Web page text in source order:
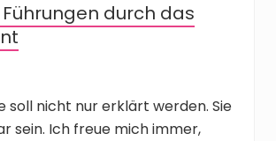
Führungen durch das
soll nicht nur erklärt werden. Sie
sein. Ich freue mich immer,